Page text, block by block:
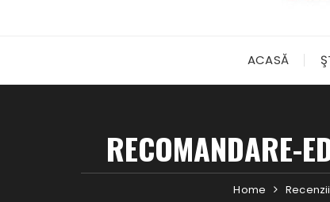
ACASĂ
RECOMANDARE-
Home Recenzii